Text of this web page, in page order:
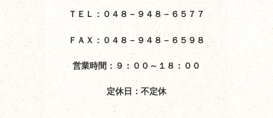
ＴＥＬ：０４８－９４８－６５７７
ＦＡＸ：０４８－９４８－６５９８
営業時間：９：００～１８：００
定休日：不定休